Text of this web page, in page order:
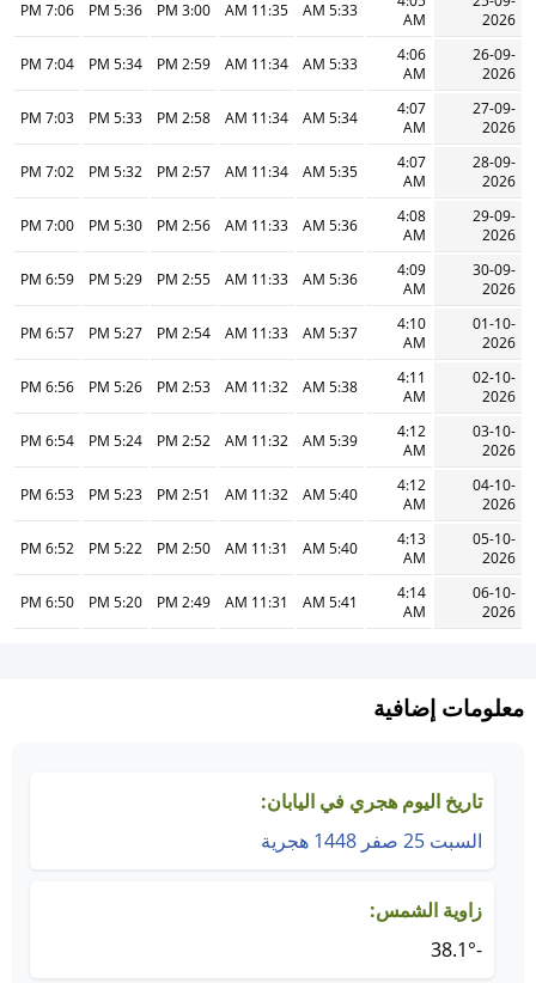
2026
AM
5:33 AM
11:35 AM
3:00 PM
5:36 PM
7:06 PM
26-09-
2026
4:06
AM
5:33 AM
11:34 AM
2:59 PM
5:34 PM
7:04 PM
27-09-
2026
4:07
AM
5:34 AM
11:34 AM
2:58 PM
5:33 PM
7:03 PM
28-09-
2026
4:07
AM
5:35 AM
11:34 AM
2:57 PM
5:32 PM
7:02 PM
29-09-
2026
4:08
AM
5:36 AM
11:33 AM
2:56 PM
5:30 PM
7:00 PM
30-09-
2026
4:09
AM
5:36 AM
11:33 AM
2:55 PM
5:29 PM
6:59 PM
01-10-
2026
4:10
AM
5:37 AM
11:33 AM
2:54 PM
5:27 PM
6:57 PM
02-10-
2026
4:11
AM
5:38 AM
11:32 AM
2:53 PM
5:26 PM
6:56 PM
03-10-
2026
4:12
AM
5:39 AM
11:32 AM
2:52 PM
5:24 PM
6:54 PM
04-10-
2026
4:12
AM
5:40 AM
11:32 AM
2:51 PM
5:23 PM
6:53 PM
05-10-
2026
4:13
AM
5:40 AM
11:31 AM
2:50 PM
5:22 PM
6:52 PM
06-10-
2026
4:14
AM
5:41 AM
11:31 AM
2:49 PM
5:20 PM
6:50 PM
معلومات إضافية
تاريخ اليوم هجري في اليابان:
السبت 25 صفر 1448 هجرية
زاوية الشمس:
-38.1°